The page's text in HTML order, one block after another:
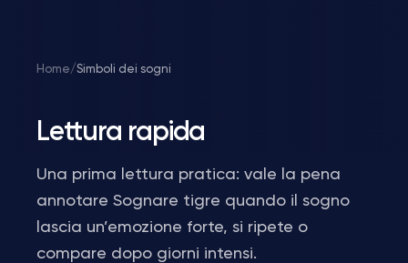
Home/Simboli dei sogni
Lettura rapida
Una prima lettura pratica: vale la pena
annotare Sognare tigre quando il sogno
lascia un’emozione forte, si ripete o
compare dopo giorni intensi.